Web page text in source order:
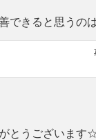
できると思うの
とうございます